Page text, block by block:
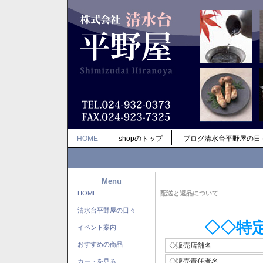
HOME shopのトップ ブログ清水台平野屋の日
Menu
HOME
清水台平野屋の日々
イベント案内
おすすめの商品
カートを見る
配送と返品について
◇◇特
◇販売店舗名
◇販売責任者名